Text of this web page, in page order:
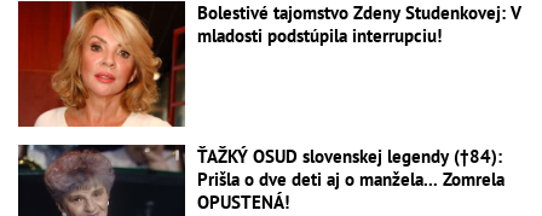
Bolestivé tajomstvo Zdeny Studenkovej: V
mladosti podstúpila interrupciu!
ŤAŽKÝ OSUD slovenskej legendy (†84):
Prišla o dve deti aj o manžela... Zomrela
OPUSTENÁ!